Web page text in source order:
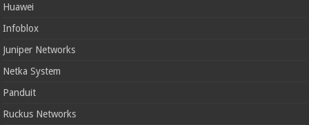
Huawei
Infoblox
Juniper Networks
Netka System
Panduit
Ruckus Networks